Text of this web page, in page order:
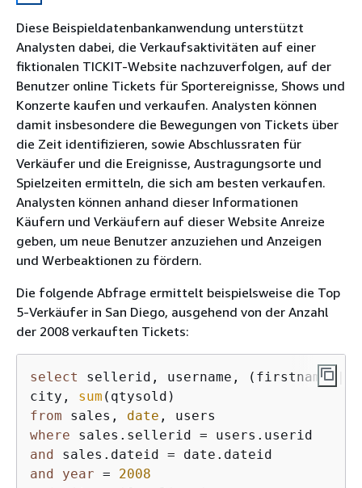
Diese Beispieldatenbankanwendung unterstützt
Analysten dabei, die Verkaufsaktivitäten auf einer
fiktionalen TICKIT-Website nachzuverfolgen, auf der
Benutzer online Tickets für Sportereignisse, Shows und
Konzerte kaufen und verkaufen. Analysten können
damit insbesondere die Bewegungen von Tickets über
die Zeit identifizieren, sowie Abschlussraten für
Verkäufer und die Ereignisse, Austragungsorte und
Spielzeiten ermitteln, die sich am besten verkaufen.
Analysten können anhand dieser Informationen
Käufern und Verkäufern auf dieser Website Anreize
geben, um neue Benutzer anzuziehen und Anzeigen
und Werbeaktionen zu fördern.
Die folgende Abfrage ermittelt beispielsweise die Top
5-Verkäufer in San Diego, ausgehend von der Anzahl
der 2008 verkauften Tickets:
select sellerid, username, (firstname
city, sum
from sales, date
where sales.sellerid =
and sales.dateid =
and
year =
2008